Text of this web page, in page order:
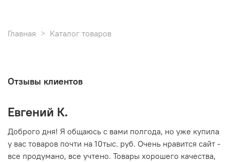
Главная Каталог товаров
Отзывы клиентов
Евгений К.
Доброго дня! Я общаюсь с вами полгода, но уже купила
у вас товаров почти на 10тыс. руб. Очень нравится сайт -
все продумано, все учтено. Товары хорошего качества,